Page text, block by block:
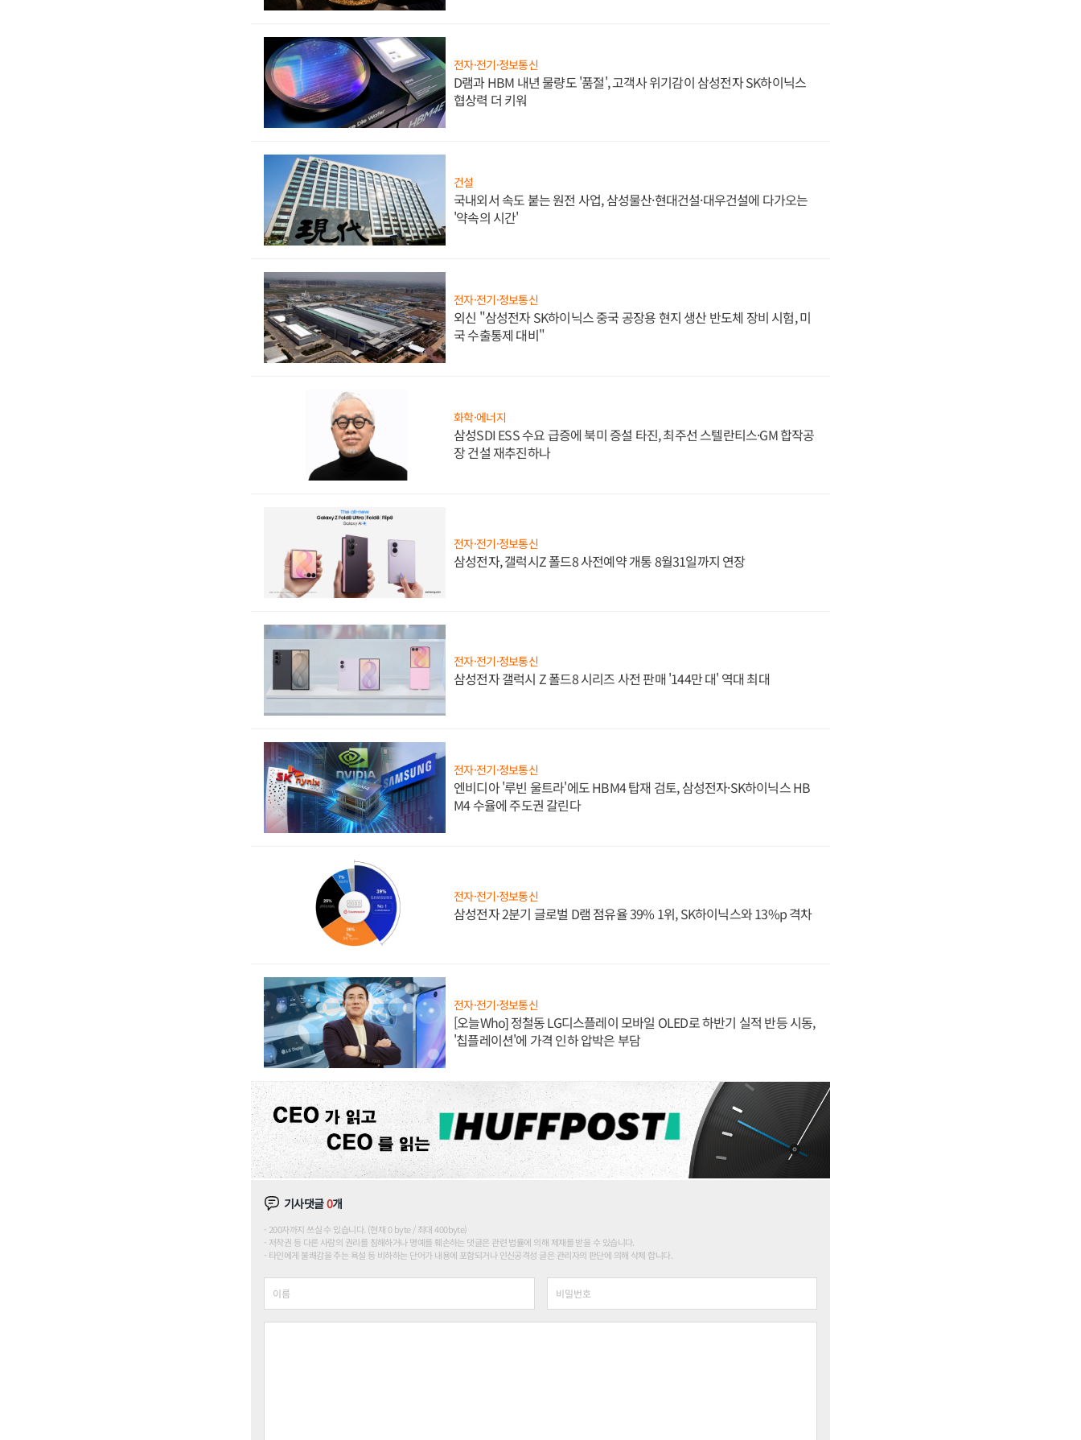
전자·전기·정보통신
D램과 HBM 내년 물량도 '품절', 고객사 위기감이 삼성전자 SK하이닉스
협상력 더 키워
건설
국내외서 속도 붙는 원전 사업, 삼성물산·현대건설·대우건설에 다가오는
'약속의 시간'
전자·전기·정보통신
외신 "삼성전자 SK하이닉스 중국 공장용 현지 생산 반도체 장비 시험, 미
국 수출통제 대비"
화학·에너지
삼성SDI ESS 수요 급증에 북미 증설 타진, 최주선 스텔란티스·GM 합작공
장 건설 재추진하나
전자·전기·정보통신
삼성전자, 갤럭시Z 폴드8 사전예약 개통 8월31일까지 연장
전자·전기·정보통신
삼성전자 갤럭시 Z 폴드8 시리즈 사전 판매 '144만 대' 역대 최대
전자·전기·정보통신
엔비디아 '루빈 울트라'에도 HBM4 탑재 검토, 삼성전자·SK하이닉스 HB
M4 수율에 주도권 갈린다
전자·전기·정보통신
삼성전자 2분기 글로벌 D램 점유율 39% 1위, SK하이닉스와 13%p 격차
전자·전기·정보통신
[오늘Who] 정철동 LG디스플레이 모바일 OLED로 하반기 실적 반등 시동,
'칩플레이션'에 가격 인하 압박은 부담
기사댓글0개
200자까지 쓰실 수 있습니다. (현재 0 byte / 최대 400byte)
저작권 등 다른 사람의 권리를 침해하거나 명예를 훼손하는 댓글은 관련 법률에 의해 제재를 받을 수 있습니다.
타인에게 불쾌감을 주는 욕설 등 비하하는 단어가 내용에 포함되거나 인신공격성 글은 관리자의 판단에 의해 삭제 합니다.